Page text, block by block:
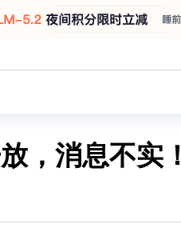
，消息不实！